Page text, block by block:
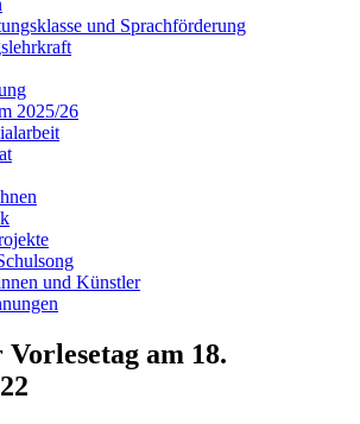
und Sprachförderung
2025/26
und Künstler
am 18.